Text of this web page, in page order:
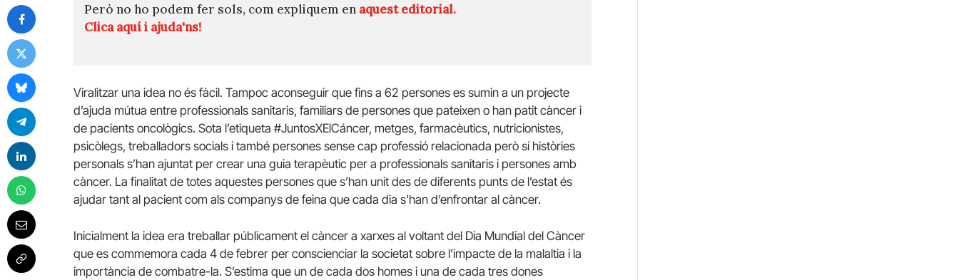
Però no ho podem fer sols, com expliquem en aquest editorial.
Clica aquí i ajuda'ns!
Viralitzar una idea no és fàcil. Tampoc aconseguir que fins a 62 persones es sumin a un projecte
d’ajuda mútua entre professionals sanitaris, familiars de persones que pateixen o han patit càncer i
de pacients oncològics. Sota l’etiqueta #JuntosXElCáncer, metges, farmacèutics, nutricionistes,
psicòlegs, treballadors socials i també persones sense cap professió relacionada però sí històries
personals s’han ajuntat per crear una guia terapèutic per a professionals sanitaris i persones amb
càncer. La finalitat de totes aquestes persones que s’han unit des de diferents punts de l’estat és
ajudar tant al pacient com als companys de feina que cada dia s’han d’enfrontar al càncer.
Inicialment la idea era treballar públicament el càncer a xarxes al voltant del Dia Mundial del Càncer
que es commemora cada 4 de febrer per conscienciar la societat sobre l’impacte de la malaltia i la
importància de combatre-la. S’estima que un de cada dos homes i una de cada tres dones